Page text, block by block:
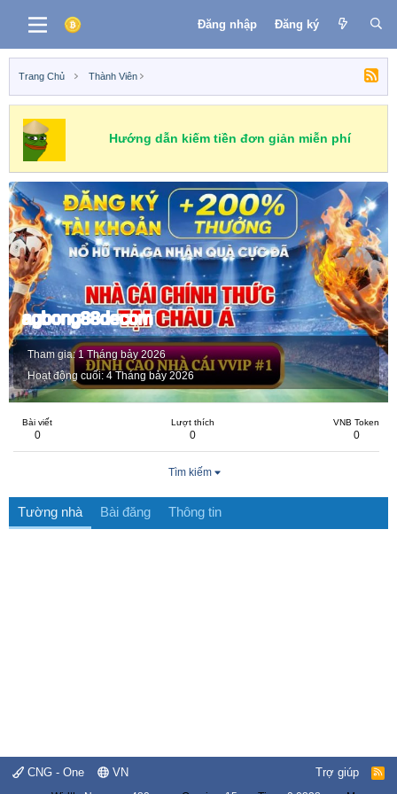
Đăng nhập Đăng ký
Trang Chủ Thành Viên
Hướng dẫn kiếm tiền đơn giản miễn phí
agbong88decom
Tham gia 1 Tháng bảy 2026
Hoạt động cuối 4 Tháng bảy 2026
Bài viết
0
Lượt thích
0
VNB Token
0
Tìm kiếm
Tường nhà Bài đăng Thông tin
CNG - One VN Trợ giúp
R